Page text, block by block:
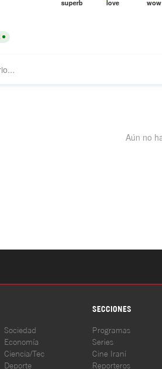
SECCIONES
Sociedad
Economía
Ciencia/Tec
Deporte
Programas
Series
Cine Iraní
Reporteros